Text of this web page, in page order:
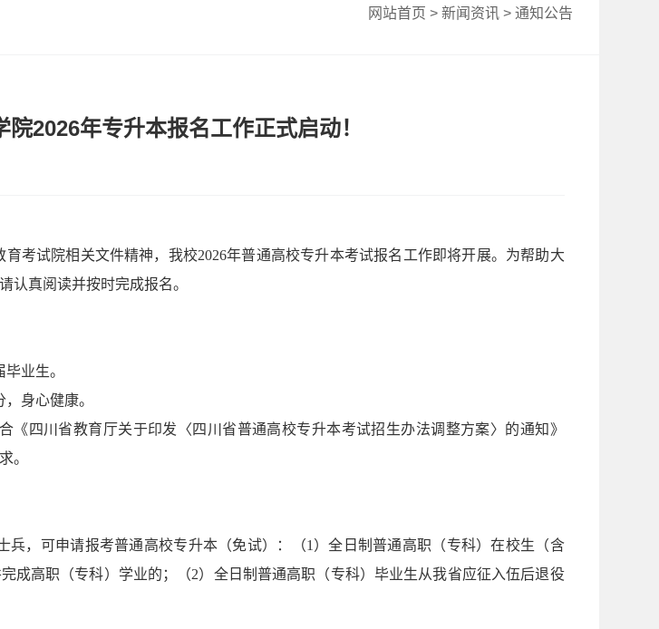
网站首页 >新闻资讯 >通知公告
2026年专升本报名工作正式启动！
考试院相关文件精神，我校2026年普通高校专升本考试报名工作即将开展。为帮助大
认真阅读并按时完成报名。
业生。
身心健康。
《四川省教育厅关于印发〈四川省普通高校专升本考试招生办法调整方案〉的通知》
。
兵，可申请报考普通高校专升本（免试）：（1）全日制普通高职（专科）在校生（含
成高职（专科）学业的；（2）全日制普通高职（专科）毕业生从我省应征入伍后退役